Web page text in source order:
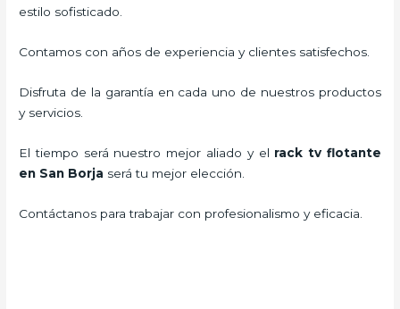
estilo sofisticado.
Contamos con años de experiencia y clientes satisfechos.
Disfruta de la garantía en cada uno de nuestros productos
y servicios.
El tiempo será nuestro mejor aliado y el rack tv flotante
en San Borja será tu mejor elección.
Contáctanos para trabajar con profesionalismo y eficacia.